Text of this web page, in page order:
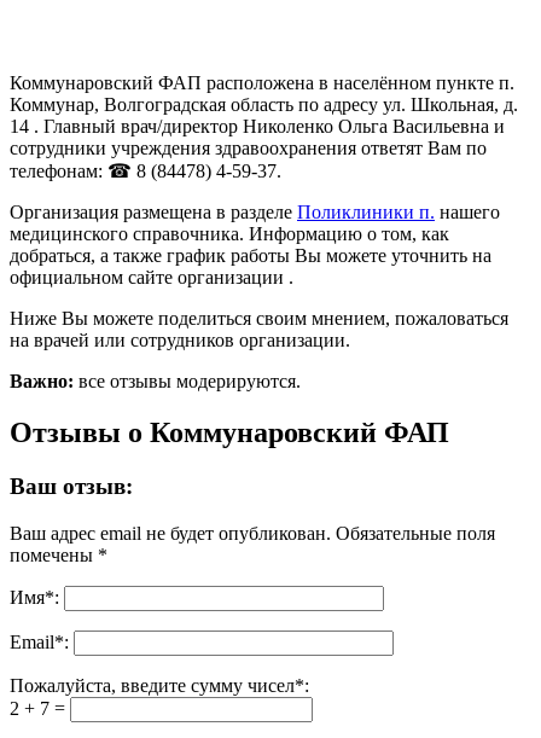
Коммунаровский ФАП расположена в населённом пункте п.
Коммунар, Волгоградская область по адресу ул. Школьная, д.
14 . Главный врач/директор Николенко Ольга Васильевна и
сотрудники учреждения здравоохранения ответят Вам по
телефонам: ☎ 8 (84478) 4-59-37.
Организация размещена в разделе Поликлиники п. нашего
медицинского справочника. Информацию о том, как
добраться, а также график работы Вы можете уточнить на
официальном сайте организации .
Ниже Вы можете поделиться своим мнением, пожаловаться
на врачей или сотрудников организации.
Важно: все отзывы модерируются.
Отзывы о Коммунаровский ФАП
Ваш отзыв:
Ваш адрес email не будет опубликован. Обязательные поля
помечены *
Имя*:
Email*:
Пожалуйста, введите сумму чисел*:
2 + 7 =